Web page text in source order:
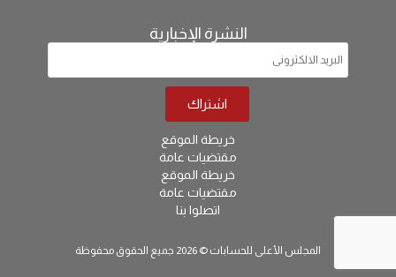
النشرة الإخبارية
خريطة الموقع
مقتضيات عامة
خريطة الموقع
مقتضيات عامة
اتصلوا بنا
المجلس الأعلى للحسابات © 2026 جميع الحقوق محفوظة